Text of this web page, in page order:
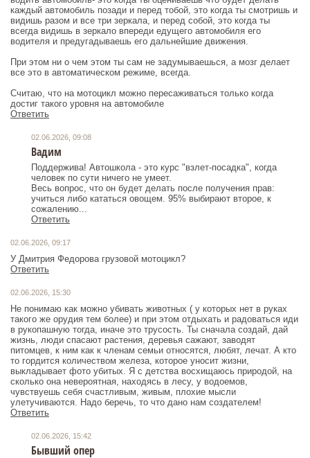
каждый автомобиль позади и перед тобой, это когда ты смотришь и
видишь разом и все три зеркала, и перед собой, это когда ты
всегда видишь в зеркало впереди едущего автомобиля его
водителя и предугадываешь его дальнейшие движения.
При этом ни о чем этом ты сам не задумываешься, а мозг делает
все это в автоматическом режиме, всегда.
Считаю, что на мотоцикл можно пересаживаться только когда
достиг такого уровня на автомобиле
Ответить
02.06.2026, 09:08
Вадим
Поддержива! Автошкола - это курс "взлет-посадка", когда
человек по сути ничего не умеет.
Весь вопрос, что он будет делать после получения прав:
учиться либо кататься овощем. 95% выбирают второе, к
сожалению...
Ответить
02.06.2026, 09:17
У Дмитрия Федорова грузовой мотоцикл?
Ответить
02.06.2026, 15:30
Не понимаю как можно убивать животных ( у которых нет в руках
такого же орудия тем более) и при этом отдыхать и радоваться иди
в рукопашную тогда, иначе это трусость. Ты сначала создай, дай
жизнь, люди спасают растения, деревья сажают, заводят
питомцев, к ним как к членам семьи относятся, любят, лечат. А кто
то гордится количеством железа, которое уносит жизни,
выкладывает фото убитых. Я с детства восхищаюсь природой, на
сколько она невероятная, находясь в лесу, у водоемов,
чувствуешь себя счастливым, живым, плохие мысли
улетучиваются. Надо беречь, то что дано нам создателем!
Ответить
02.06.2026, 15:42
Бывший опер